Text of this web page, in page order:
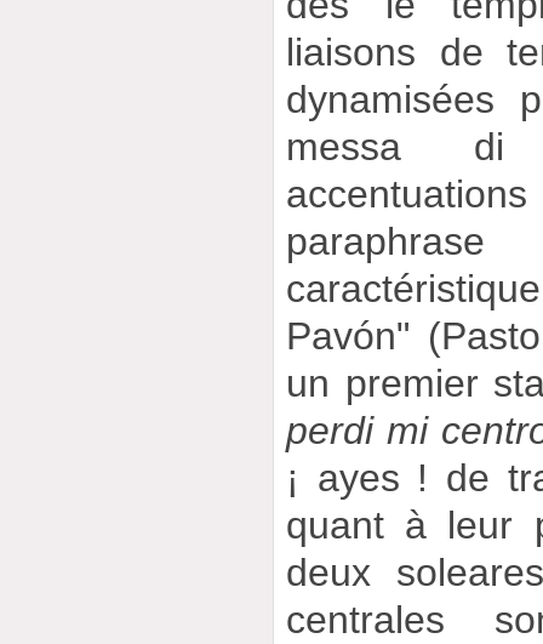
liaisons de
dynamisées
messa
paraphrase
Pavón"
un premier
perdi mi
¡ ayes ! de
quant à leur
deux
centrales